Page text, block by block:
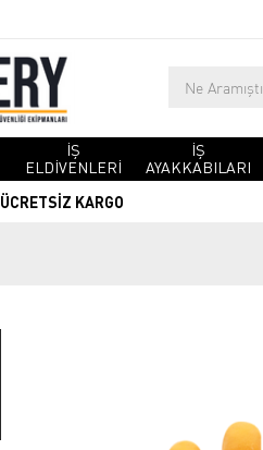
İŞ
ELDİVENLERİ
İŞ
AYAKKABILARI
ÜCRETSİZ KARGO